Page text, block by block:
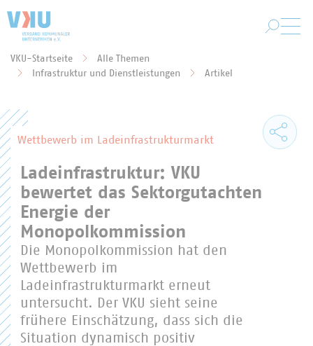
Sie befinden sich hier:
VKU-Startseite
Alle Themen
Infrastruktur und Dienstleistungen
Artikel
Wettbewerb im Ladeinfrastrukturmarkt
Ladeinfrastruktur: VKU
bewertet das Sektorgutachten
Energie der
Monopolkommission
Die Monopolkommission hat den
Wettbewerb im
Ladeinfrastrukturmarkt erneut
untersucht. Der VKU sieht seine
frühere Einschätzung, dass sich die
Situation dynamisch positiv